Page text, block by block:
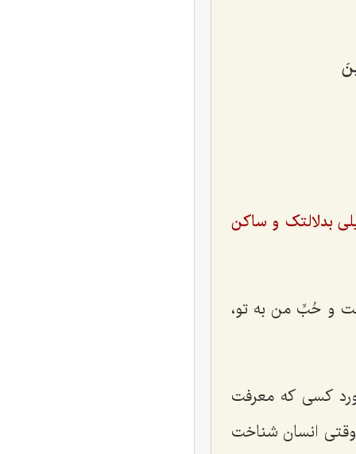
بدلالتک و ساکن
و حُبِّ من به تو،
کسی که معرفت
وقتی انسان شناخت